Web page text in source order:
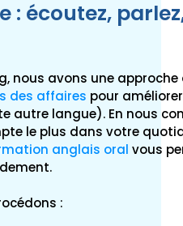
: écoutez,
nous avons une
des affaires pour
autre langue). En nous
le plus dans votre
anglais oral vous
.
: